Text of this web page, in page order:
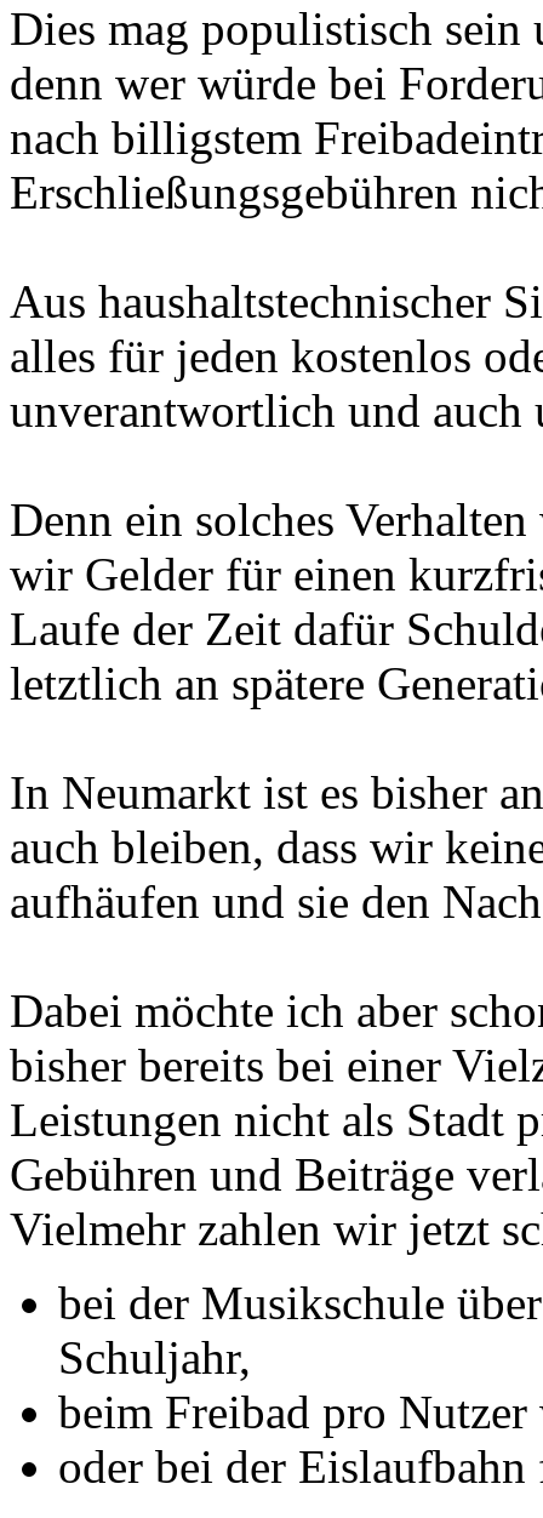
Dies mag populistisch
denn wer würde bei
nach billigstem
Erschließungsgebühren
Aus haushaltstechnischer
alles für jeden kostenlos
unverantwortlich und auch
Denn ein solches
wir Gelder für einen
Laufe der Zeit dafür
letztlich an spätere
In Neumarkt ist es bisher
auch bleiben, dass wir
aufhäufen und sie den
Dabei möchte ich aber
bisher bereits bei einer
Leistungen nicht als Stadt
Gebühren und Beiträge
Vielmehr zahlen wir jetzt
bei der Musikschule
Schuljahr,
beim Freibad pro
oder bei der